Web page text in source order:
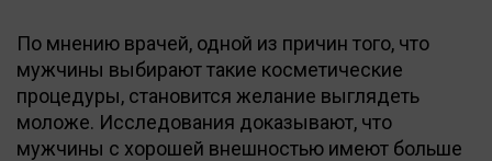
По мнению врачей, одной из причин того, что
мужчины выбирают такие косметические
процедуры, становится желание выглядеть
моложе. Исследования доказывают, что
мужчины с хорошей внешностью имеют больше